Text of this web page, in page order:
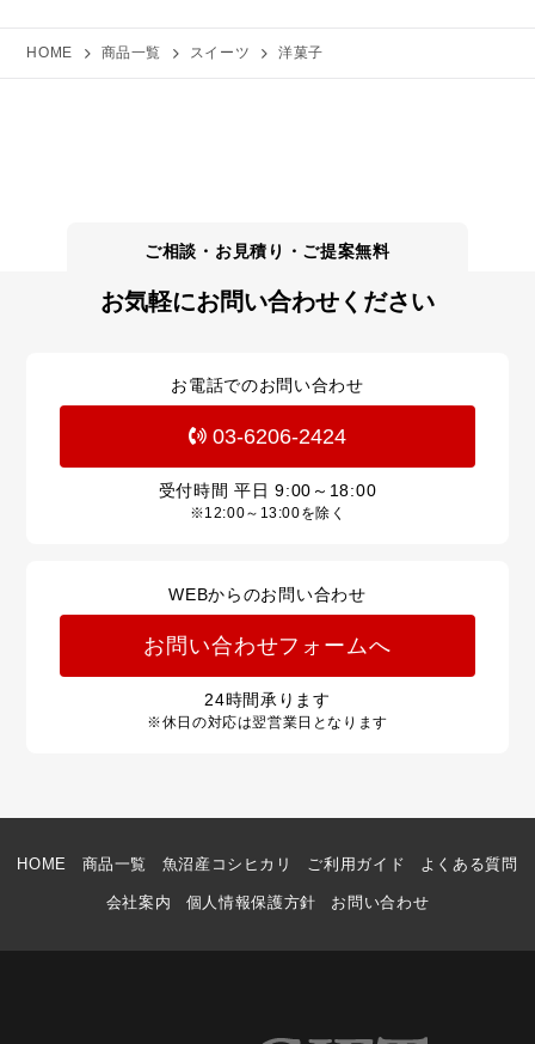
HOME 商品一覧 スイーツ 洋菓子
お気軽にお問い合わせください
お電話でのお問い合わせ
03-6206-2424
受付時間 平日9:00～18:00
※12:00～13:00を除く
WEBからのお問い合わせ
お問い合わせフォームへ
24時間承ります
※休日の対応は翌営業日となります
HOME 商品一覧 魚沼産コシヒカリ ご利用ガイド よくある質問
会社案内 個人情報保護方針 お問い合わせ